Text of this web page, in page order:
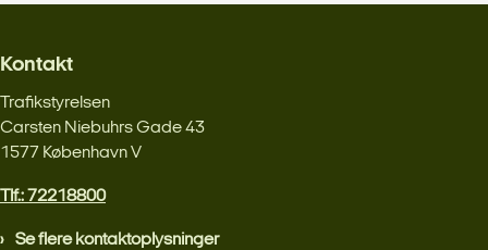
Kontakt
Trafikstyrelsen
Carsten Niebuhrs Gade 43
1577 København V
Tlf.: 72218800
Se flere kontaktoplysninger